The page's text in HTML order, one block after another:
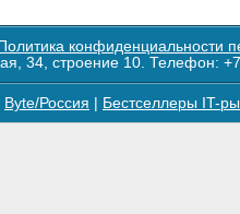
Политика конфиденциальности
34, строение 10. Телефон:
Byte/Россия Бестселлеры IT-